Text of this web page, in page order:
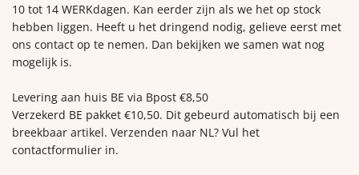
10 tot 14 WERKdagen. Kan eerder zijn als we het op stock
hebben liggen. Heeft u het dringend nodig, gelieve eerst met
ons contact op te nemen. Dan bekijken we samen wat nog
mogelijk is.
Levering aan huis BE via Bpost €8,50
Verzekerd BE pakket €10,50. Dit gebeurd automatisch bij een
breekbaar artikel. Verzenden naar NL? Vul het
contactformulier in.